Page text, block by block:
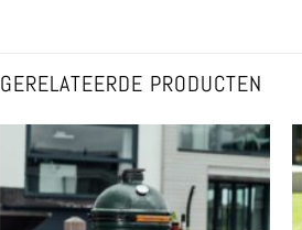
GERELATEERDE PRODUCTEN